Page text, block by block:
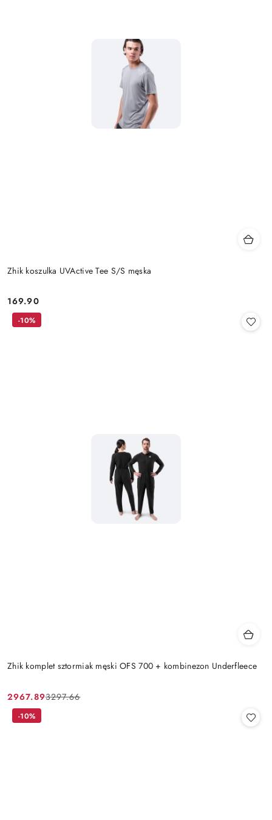
Zhik koszulka UVActive Tee S/S męska
Cena:
169.90
Zhik komplet sztormiak męski OFS 700 + kombinezon Underfleece
Cena
promocyjna:
2967.89
Cena
przed
3297.66
-10%
-10%